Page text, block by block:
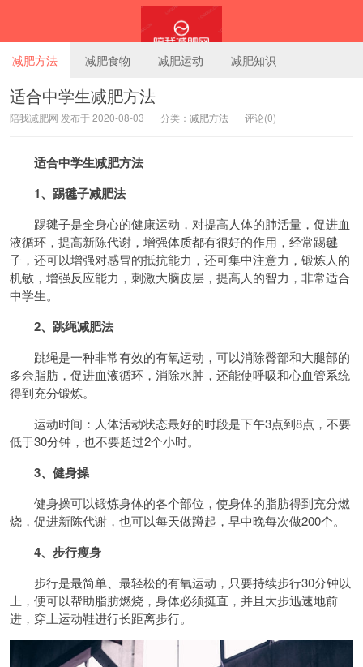
陪我减肥网
减肥方法 减肥食物 减肥运动 减肥知识
适合中学生减肥方法
陪我减肥网 发布于 2020-08-03 分类： 减肥方法 评论(0)
适合中学生减肥方法
1、踢毽子减肥法
踢毽子是全身心的健康运动，对提高人体的肺活量，促进血
液循环，提高新陈代谢，增强体质都有很好的作用，经常踢毽
子，还可以增强对感冒的抵抗能力，还可集中注意力，锻炼人的
机敏，增强反应能力，刺激大脑皮层，提高人的智力，非常适合
中学生。
2、跳绳减肥法
跳绳是一种非常有效的有氧运动，可以消除臀部和大腿部的
多余脂肪，促进血液循环，消除水肿，还能使呼吸和心血管系统
得到充分锻炼。
运动时间：人体活动状态最好的时段是下午3点到8点，不要
低于30分钟，也不要超过2个小时。
3、健身操
健身操可以锻炼身体的各个部位，使身体的脂肪得到充分燃
烧，促进新陈代谢，也可以每天做蹲起，早中晚每次做200个。
4、步行瘦身
步行是最简单、最轻松的有氧运动，只要持续步行30分钟以
上，便可以帮助脂肪燃烧，身体必须挺直，并且大步迅速地前
进，穿上运动鞋进行长距离步行。